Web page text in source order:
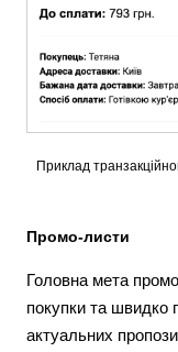
Приклад
Промо-листи
Головна мета
покупки та швидко
актуальних